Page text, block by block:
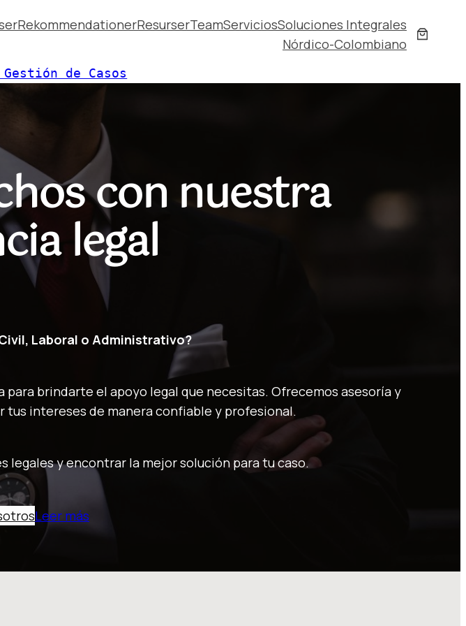
RekommendationerResurserTeamServiciosSoluciones Integrales
Nórdico-Colombiano
de Casos
con nuestra
legal
Laboral o Administrativo?
para brindarte el apoyo legal que necesitas. Ofrecemos asesoría y
intereses de manera confiable y profesional.
legales y encontrar la mejor solución para tu caso.
Leer más